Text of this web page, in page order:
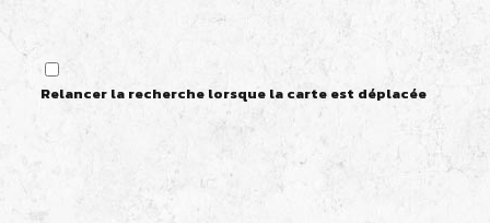
Relancer la recherche lorsque la carte est déplacée